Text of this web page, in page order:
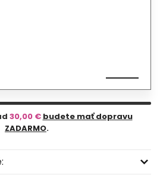
30,00 € budete mať dopravu
ZADARMO.